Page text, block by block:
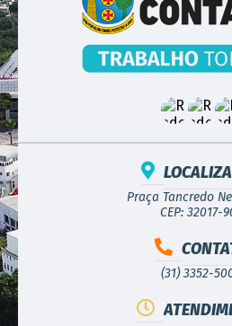
Praça Tancredo
CEP: 32017-
(31) 3352-